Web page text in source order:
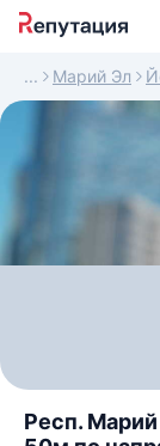
Марий Эл
Респ.